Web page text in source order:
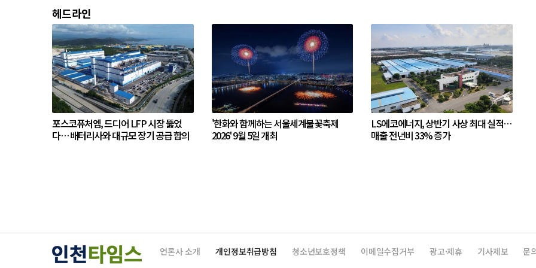
헤드라인
포스코퓨처엠, 드디어 LFP 시장 뚫었
다… 배터리사와 대규모 장기 공급 합의
'한화와 함께하는 서울세계불꽃축제
2026' 9월 5일 개최
LS에코에너지, 상반기 사상 최대 실적…
매출 전년비 33% 증가
언론사 소개 개인정보취급방침 청소년보호정책 이메일수집거부 광고·제휴 기사제보 문